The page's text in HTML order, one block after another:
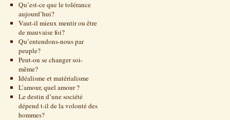
Qu’est-ce que le tolérance
aujourd’hui?
Vaut-il mieux mentir ou être
de mauvaise foi?
Qu’entendons-nous par
peuple?
Peut-on se changer soi-
même?
Idéalisme et matérialisme
L’amour, quel amour ?
Le destin d’une société
dépend t-il de la volonté des
hommes?